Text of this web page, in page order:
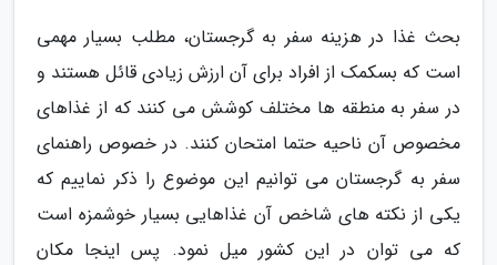
بحث غذا در هزینه سفر به گرجستان، مطلب بسیار مهمی
است که بسکمک از افراد برای آن ارزش زیادی قائل هستند و
در سفر به منطقه ها مختلف کوشش می کنند که از غذاهای
مخصوص آن ناحیه حتما امتحان کنند. در خصوص راهنمای
سفر به گرجستان می توانیم این موضوع را ذکر نماییم که
یکی از نکته های شاخص آن غذاهایی بسیار خوشمزه است
که می توان در این کشور میل نمود. پس اینجا مکان